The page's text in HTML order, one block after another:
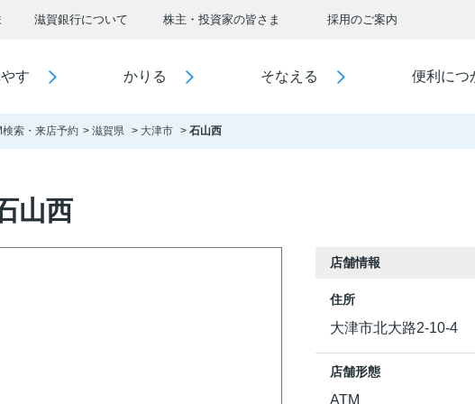
滋賀銀行について 株主・投資家の皆さま 採用のご案内
す かりる そなえる 便利につ
検索・来店予約 滋賀県 大津市 石山西
山西
店舗情報
住所
大津市北大路2-10-4
店舗形態
ATM